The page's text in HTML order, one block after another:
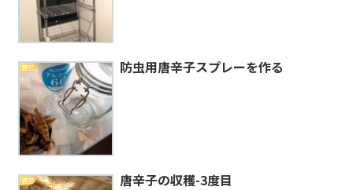
園芸 防虫用唐辛子スプレーを作る
園芸 唐辛子の収穫-3度目